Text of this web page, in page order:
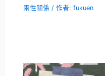
兩性關係 / 作者:fukuen